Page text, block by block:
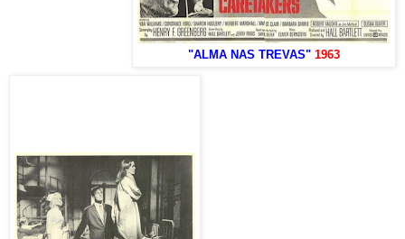
"ALMA NAS TREVAS" 1963